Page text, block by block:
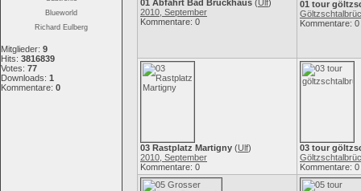
Blueworld
Richard Eulberg
Mitglieder: 9
Hits: 3816839
Votes: 77
Downloads: 1
Kommentare: 0
01 Abfahrt Bad Bruckhaus (Ulf)
2010, September
Kommentare: 0
01 tour
Kommentare: 0
03 Rastplatz Martigny (Ulf)
2010, September
Kommentare: 0
03 tour
Kommentare: 0